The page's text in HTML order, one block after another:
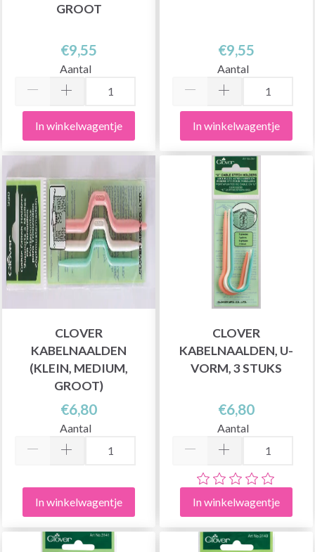
GROOT
€9,55
Aantal
In winkelwagentje
€9,55
Aantal
In winkelwagentje
CLOVER
KABELNAALDEN
(KLEIN, MEDIUM,
GROOT)
€6,80
Aantal
In winkelwagentje
CLOVER
KABELNAALDEN, U-
VORM, 3 STUKS
€6,80
Aantal
In winkelwagentje